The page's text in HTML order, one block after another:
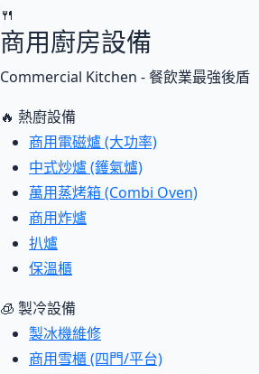
🍴
商用廚房設備
Commercial Kitchen - 餐飲業最強後盾
🔥 熱廚設備
商用電磁爐 (大功率)
中式炒爐 (鑊氣爐)
萬用蒸烤箱 (Combi Oven)
商用炸爐
扒爐
保溫櫃
🧊 製冷設備
製冰機維修
商用雪櫃 (四門/平台)